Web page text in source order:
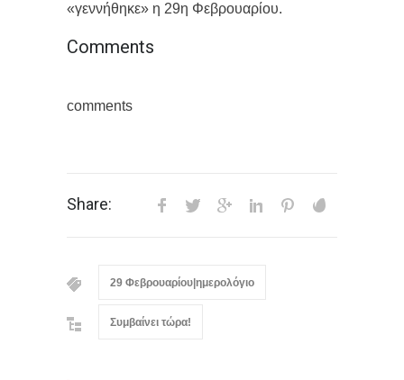
«γεννήθηκε» η 29η Φεβρουαρίου.
Comments
comments
Share:
29 Φεβρουαρίου|ημερολόγιο
Συμβαίνει τώρα!